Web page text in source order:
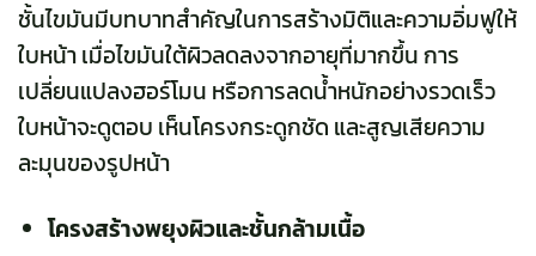
ชั้นไขมันมีบทบาทสำคัญในการสร้างมิติและความอิ่มฟูให้
ใบหน้า เมื่อไขมันใต้ผิวลดลงจากอายุที่มากขึ้น การ
เปลี่ยนแปลงฮอร์โมน หรือการลดน้ำหนักอย่างรวดเร็ว
ใบหน้าจะดูตอบ เห็นโครงกระดูกชัด และสูญเสียความ
ละมุนของรูปหน้า
โครงสร้างพยุงผิวและชั้นกล้ามเนื้อ